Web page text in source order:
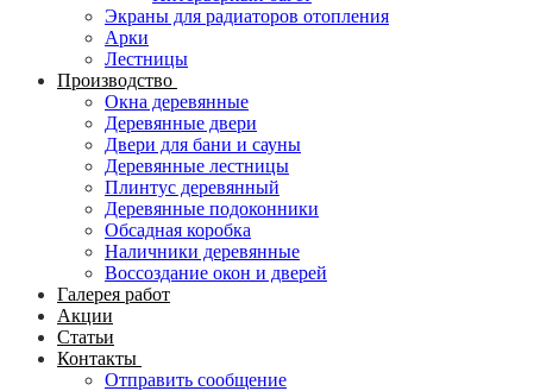
Экраны для радиаторов отопления
Арки
Лестницы
Производство
Окна деревянные
Деревянные двери
Двери для бани и сауны
Деревянные лестницы
Плинтус деревянный
Деревянные подоконники
Обсадная коробка
Наличники деревянные
Воссоздание окон и дверей
Галерея работ
Акции
Статьи
Контакты
Отправить сообщение